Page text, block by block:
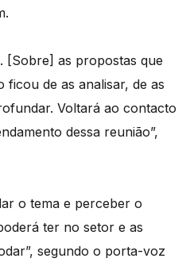
[Sobre] as propostas que
de as analisar, de as
Voltará ao contacto
dessa reunião”,
o tema e perceber o
ter no setor e as
segundo o porta-voz